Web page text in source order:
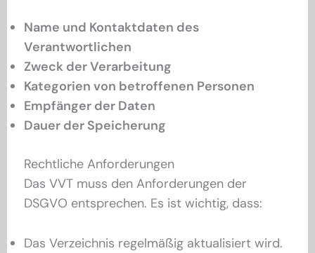
Name und Kontaktdaten des
Verantwortlichen
Zweck der Verarbeitung
Kategorien von betroffenen Personen
Empfänger der Daten
Dauer der Speicherung
Rechtliche Anforderungen
Das VVT muss den Anforderungen der
DSGVO entsprechen. Es ist wichtig, dass:
Das Verzeichnis regelmäßig aktualisiert wird.